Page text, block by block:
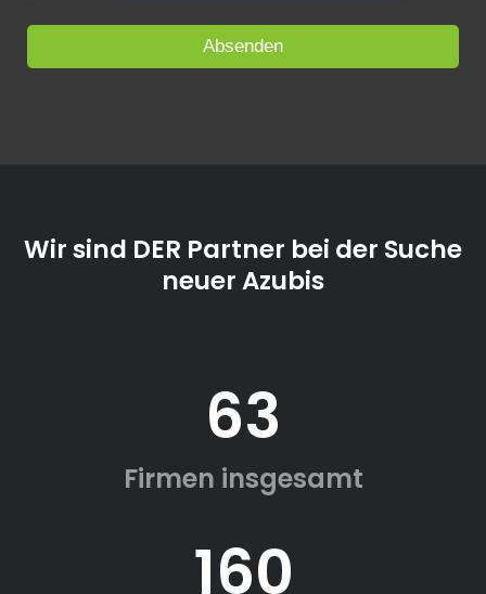
Wir sind DER Partner bei der Suche
neuer Azubis
63
Firmen insgesamt
160